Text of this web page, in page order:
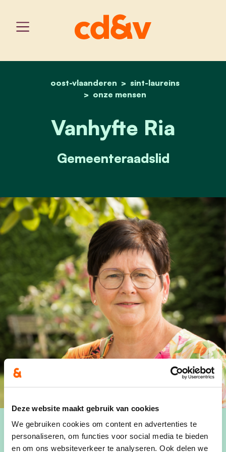
Deze website maakt gebruik van cookies
We gebruiken cookies om content en advertenties te
personaliseren, om functies voor social media te bieden
en om ons websiteverkeer te analyseren. Ook delen we
home
oost-vlaanderen
sint-laureins
onze mensen
vanhyfte ria
Vanhyfte Ria
Gemeenteraadslid